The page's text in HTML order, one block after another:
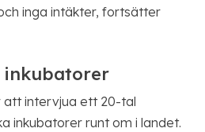
inga intäkter, fortsätter
att intervjua ett 20-tal
inkubatorer runt om i landet.